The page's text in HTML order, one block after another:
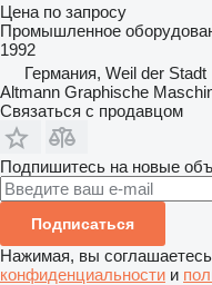
Цена по запросу
Промышленное
1992
Германия, Weil der Stadt
Altmann Graphische
Связаться с продавцом
Подпишитесь на новые
Подписаться
Нажимая, вы
конфиденциальности и